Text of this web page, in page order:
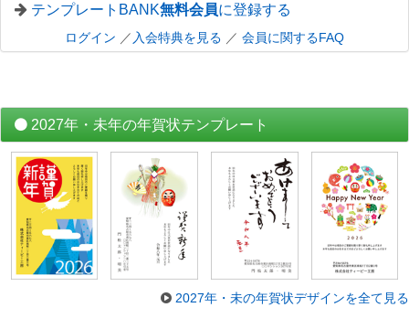
テンプレートBANK無料会員に登録する
ログイン ／ 入会特典を見る ／ 会員に関するFAQ
2027年・未年の年賀状テンプレート
2027年・未の年賀状デザインを全て見る